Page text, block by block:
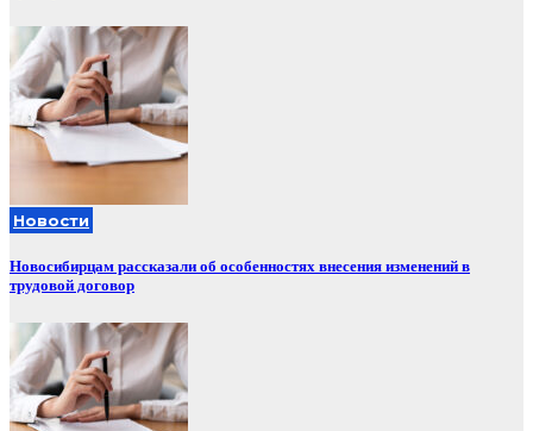
Новости
Новосибирцам рассказали об особенностях внесения изменений в
трудовой договор